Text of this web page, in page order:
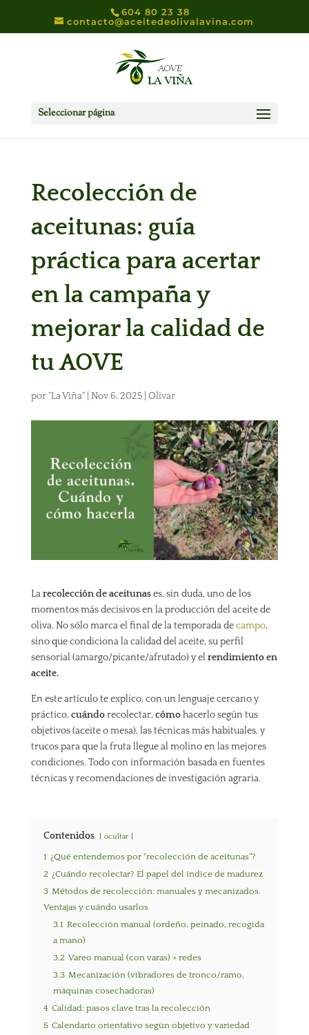
604 80 23 38
contacto@aceitedeolivalavina.com
Seleccionar página
Recolección de
aceitunas: guía
práctica para acertar
en la campaña y
mejorar la calidad de
tu AOVE
por"La Viña"| Nov 6, 2025| Olivar
Larecolección de aceitunases, sin duda, uno de los
momentos más decisivos en la producción del aceite de
oliva. No sólo marca el final de la temporada decampo,
sino que condiciona la calidad del aceite, su perfil
sensorial (amargo/picante/afrutado) y elrendimiento en
aceite.
En este artículo te explico, con un lenguaje cercano y
práctico, cuándorecolectar, cómohacerlo según tus
objetivos (aceite o mesa), las técnicas más habituales, y
trucos para que la fruta llegue al molino en las mejores
condiciones. Todo con información basada en fuentes
técnicas y recomendaciones de investigación agraria.
Contenidos ocultar
1 ¿Qué entendemos por “recolección de aceitunas”?
2 ¿Cuándo recolectar? El papel del índice de madurez
3 Métodos de recolección: manuales y mecanizados.
Ventajas y cuándo usarlos
3.1 Recolección manual (ordeño, peinado, recogida
a mano)
3.2 Vareo manual (con varas) + redes
3.3 Mecanización (vibradores de tronco/ramo,
máquinas cosechadoras)
4 Calidad: pasos clave tras la recolección
5 Calendario orientativo según objetivo y variedad